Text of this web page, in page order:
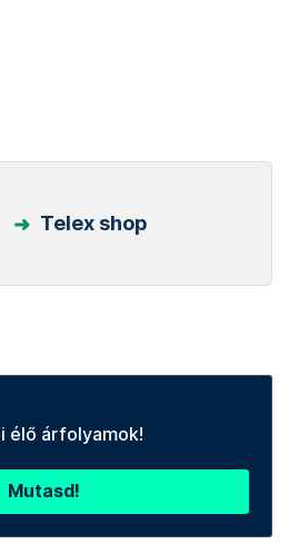
Telex shop
élő árfolyamok!
Mutasd!